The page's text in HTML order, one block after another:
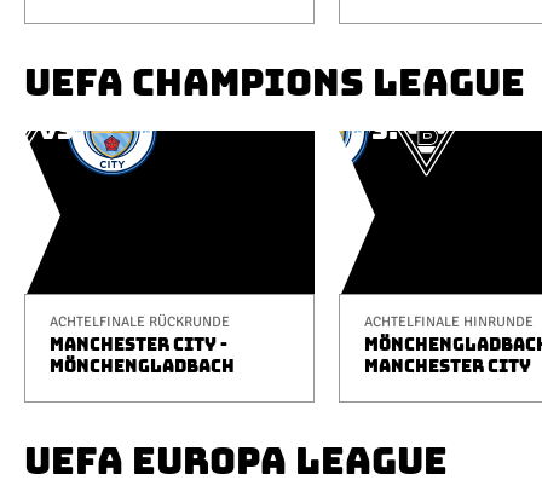
UEFA CHAMPIONS LEAGUE
ACHTELFINALE RÜCKRUNDE
MANCHESTER CITY -
MÖNCHENGLADBACH
ACHTELFINALE HINRUNDE
MANCHESTER CITY
UEFA EUROPA LEAGUE